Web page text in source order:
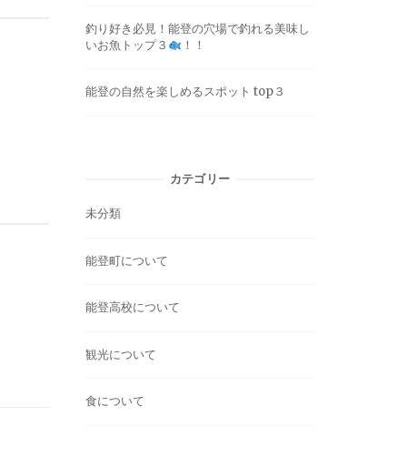
釣り好き必見！能登の穴場で釣れる美味し
いお魚トップ３
！！
能登の自然を楽しめるスポット top３
カテゴリー
未分類
能登町について
能登高校について
観光について
食について